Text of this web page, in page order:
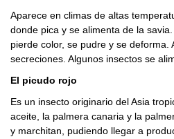
Aparece en climas de altas
donde pica y se alimenta de la
pierde color, se pudre y se
secreciones. Algunos insectos se
El picudo rojo
Es un insecto originario del Asia
aceite, la palmera canaria y la
y marchitan, pudiendo llegar a